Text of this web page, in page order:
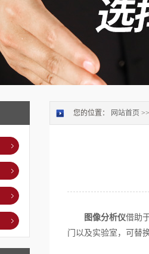
您的位置： 网站首页
图像分析仪借助
门以及实验室，可替